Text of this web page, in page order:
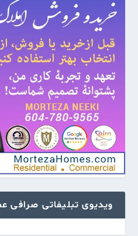
ویدیوی تبلیفاتی صرافی